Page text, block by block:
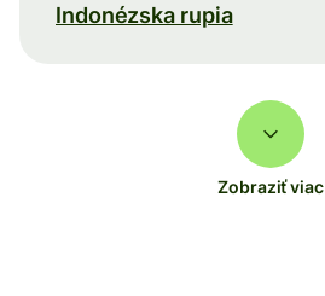
Indonézska rupia
Zobraziť viac